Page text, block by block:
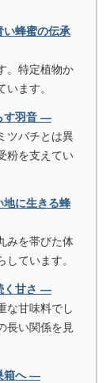
蜂蜜の伝承
。特定植物か
ます。
す羽音 ―
ツバチとは異
粉を支えてい
に生きる蜂
みを帯びた体
ています。
く甘さ ―
な甘味料でし
長い関係を見
箱へ ―